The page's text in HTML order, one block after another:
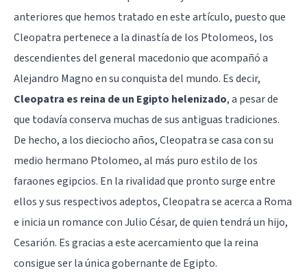
anteriores que hemos tratado en este artículo, puesto que
Cleopatra pertenece a la dinastía de los Ptolomeos, los
descendientes del general macedonio que acompañó a
Alejandro Magno en su conquista del mundo. Es decir,
Cleopatra es reina de un Egipto helenizado, a pesar de
que todavía conserva muchas de sus antiguas tradiciones.
De hecho, a los dieciocho años, Cleopatra se casa con su
medio hermano Ptolomeo, al más puro estilo de los
faraones egipcios. En la rivalidad que pronto surge entre
ellos y sus respectivos adeptos, Cleopatra se acerca a Roma
e inicia un romance con Julio César, de quien tendrá un hijo,
Cesarión. Es gracias a este acercamiento que la reina
consigue ser la única gobernante de Egipto.